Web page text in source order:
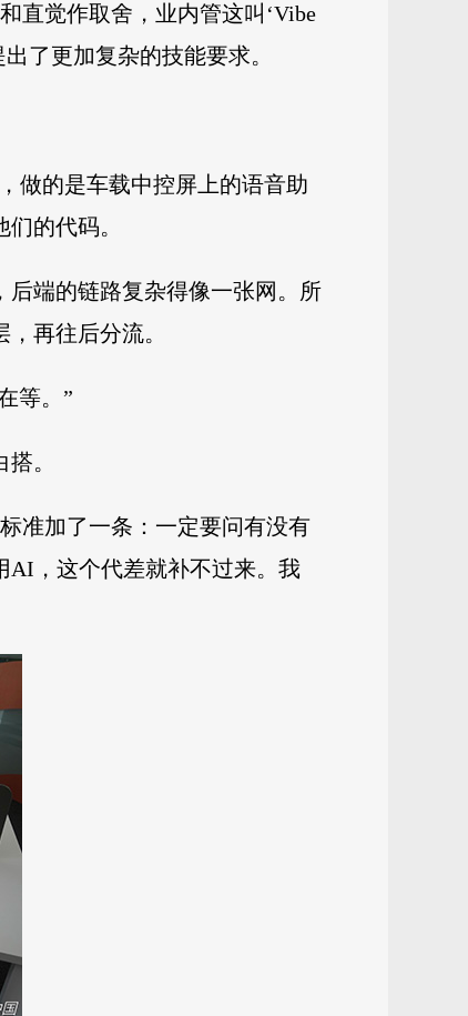
直觉作取舍，业内管这叫‘Vibe
了更加复杂的技能要求。
做的是车载中控屏上的语音助
的代码。
端的链路复杂得像一张网。所
再往后分流。
等。”
。
准加了一条：一定要问有没有
AI，这个代差就补不过来。我